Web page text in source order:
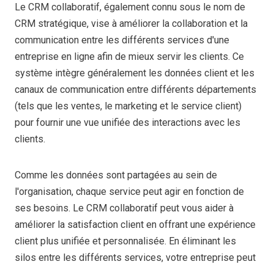
Le CRM collaboratif, également connu sous le nom de
CRM stratégique, vise à améliorer la collaboration et la
communication entre les différents services d'une
entreprise en ligne afin de mieux servir les clients. Ce
système intègre généralement les données client et les
canaux de communication entre différents départements
(tels que les ventes, le marketing et le service client)
pour fournir une vue unifiée des interactions avec les
clients.
Comme les données sont partagées au sein de
l'organisation, chaque service peut agir en fonction de
ses besoins. Le CRM collaboratif peut vous aider à
améliorer la satisfaction client en offrant une expérience
client plus unifiée et personnalisée. En éliminant les
silos entre les différents services, votre entreprise peut